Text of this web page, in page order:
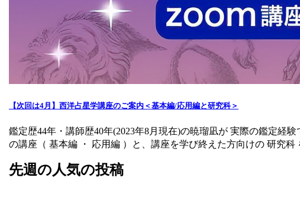
【次回は4月】西洋占星学講座のご案内＜基本編/応用編と研究科＞
鑑定歴44年・講師歴40年(2023年8月現在)の暁瑠凪が 実際の鑑定経
の講座（ 基本編 ・ 応用編 ）と、講座を学び終えた方向けの 研究科
先週の人気の投稿